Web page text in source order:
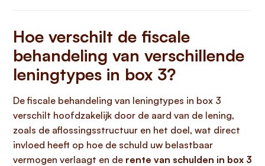
Hoe verschilt de fiscale
behandeling van verschillende
leningtypes in box 3?
De fiscale behandeling van leningtypes in box 3
verschilt hoofdzakelijk door de aard van de lening,
zoals de aflossingsstructuur en het doel, wat direct
invloed heeft op hoe de schuld uw belastbaar
vermogen verlaagt en de rente van schulden in box 3